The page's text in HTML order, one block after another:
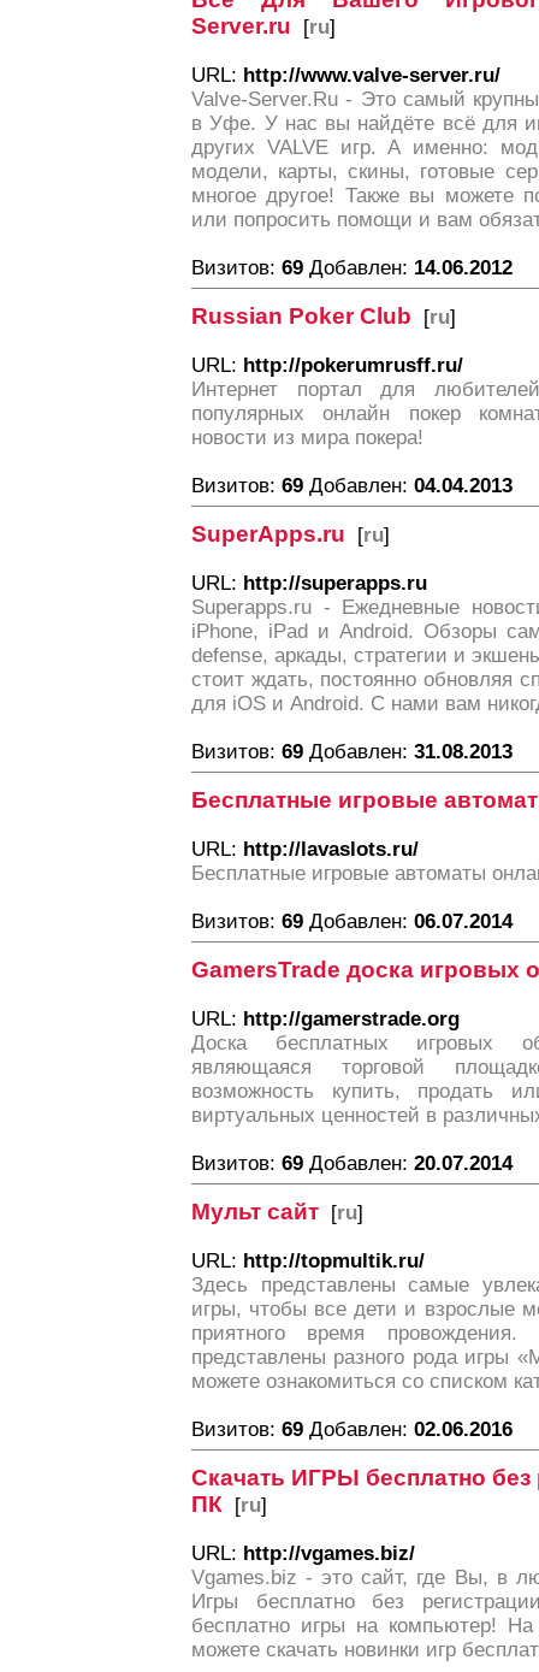
Server.ru [ru]
URL: http://www.valve-server.ru/
Valve-Server.Ru - Это самый
в Уфе. У нас вы найдёте всё для
других VALVE игр. А именно:
модели, карты, скины, готовые
многое другое! Также вы можете
или попросить помощи и вам
Визитов: 69 Добавлен: 14.06.2012
Russian Poker Club [ru]
URL: http://pokerumrusff.ru/
Интернет портал для
популярных онлайн покер
новости из мира покера!
Визитов: 69 Добавлен: 04.04.2013
SuperApps.ru [ru]
URL: http://superapps.ru
Superapps.ru - Ежедневные
iPhone, iPad и Android. Обзоры
defense, аркады, стратегии и
стоит ждать, постоянно обновляя
для iOS и Android. С нами вам
Визитов: 69 Добавлен: 31.08.2013
Бесплатные игровые
URL: http://lavaslots.ru/
Бесплатные игровые автоматы
Визитов: 69 Добавлен: 06.07.2014
GamersTrade доска игровых
URL: http://gamerstrade.org
Доска бесплатных игровых
являющаяся торговой
возможность купить, продать
виртуальных ценностей в
Визитов: 69 Добавлен: 20.07.2014
Мульт сайт [ru]
URL: http://topmultik.ru/
Здесь представлены самые
игры, чтобы все дети и взрослые
приятного время
представлены разного рода
можете ознакомиться со списком
Визитов: 69 Добавлен: 02.06.2016
Скачать ИГРЫ бесплатно
ПК [ru]
URL: http://vgames.biz/
Vgames.biz - это сайт, где Вы, в
Игры бесплатно без
бесплатно игры на компьютер!
можете скачать новинки игр